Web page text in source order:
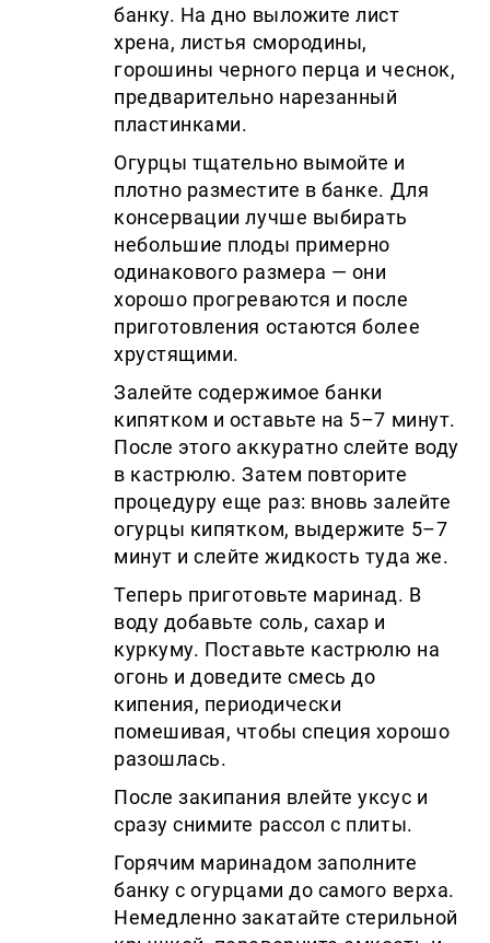
банку. На дно выложите лист
хрена, листья смородины,
горошины черного перца и чеснок,
предварительно нарезанный
пластинками.
Огурцы тщательно вымойте и
плотно разместите в банке. Для
консервации лучше выбирать
небольшие плоды примерно
одинакового размера — они
хорошо прогреваются и после
приготовления остаются более
хрустящими.
Залейте содержимое банки
кипятком и оставьте на 5–7 минут.
После этого аккуратно слейте воду
в кастрюлю. Затем повторите
процедуру еще раз: вновь залейте
огурцы кипятком, выдержите 5–7
минут и слейте жидкость туда же.
Теперь приготовьте маринад. В
воду добавьте соль, сахар и
куркуму. Поставьте кастрюлю на
огонь и доведите смесь до
кипения, периодически
помешивая, чтобы специя хорошо
разошлась.
После закипания влейте уксус и
сразу снимите рассол с плиты.
Горячим маринадом заполните
банку с огурцами до самого верха.
Немедленно закатайте стерильной